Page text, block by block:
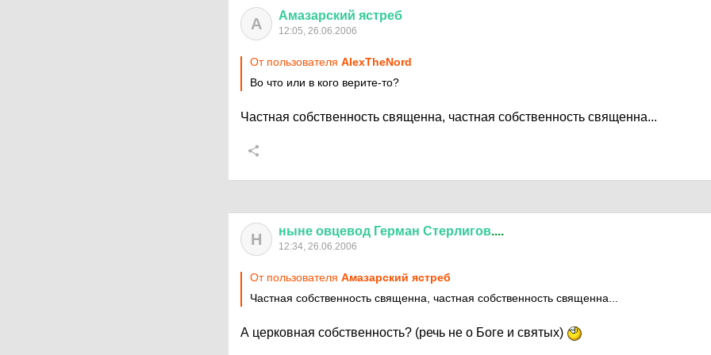
А Амазарский ястреб
12:05, 26.06.2006
От пользователя AlexTheNord
Во что или в кого верите-то?
Частная собственность священна, частная собственность священна...
Н ныне овцевод Герман Стерлигов....
12:34, 26.06.2006
От пользователя Амазарский ястреб
Частная собственность священна, частная собственность священна...
А церковная собственность? (речь не о Боге и святых)